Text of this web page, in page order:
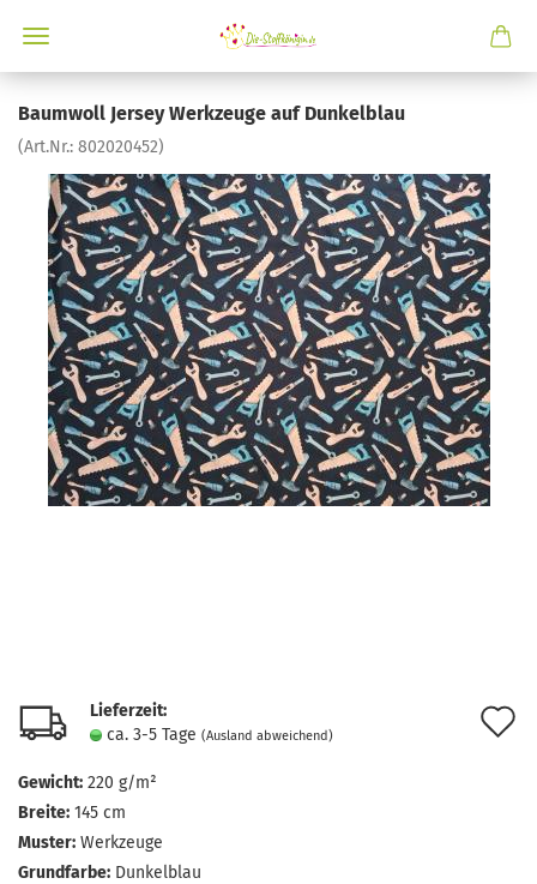
Baumwoll Jersey Werkzeuge auf Dunkelblau
(Art.Nr.: 802020452)
Lieferzeit:
ca. 3-5 Tage (Ausland abweichend)
Gewicht: 220 g/m²
Breite: 145 cm
Muster: Werkzeuge
Grundfarbe: Dunkelblau